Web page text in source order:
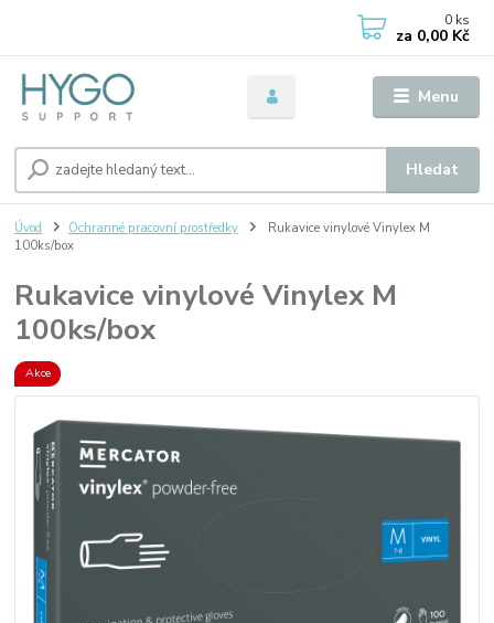
Menu
Hledat
0 ks
za 0,00 Kč
Úvod Ochranné pracovní prostředky
Rukavice vinylové Vinylex M
100ks/box
Rukavice vinylové Vinylex M
100ks/box
Akce